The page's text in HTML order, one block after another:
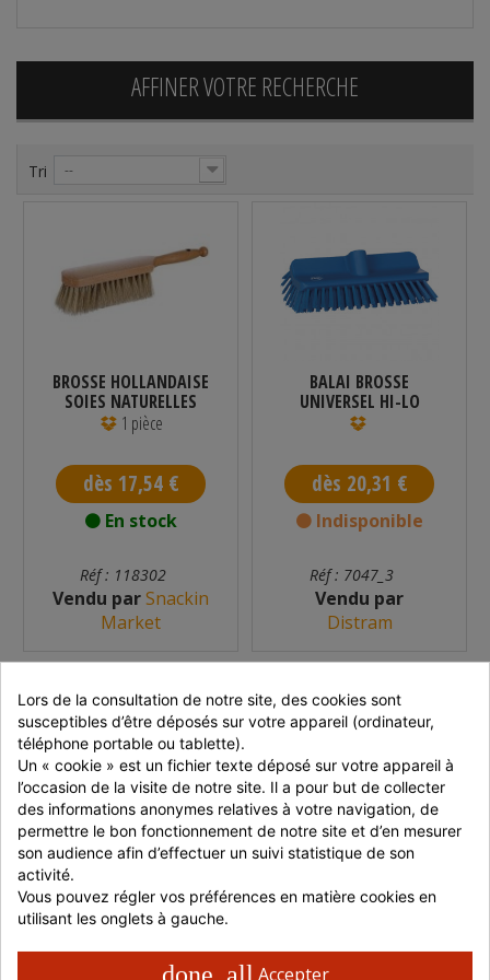
AFFINER VOTRE RECHERCHE
Tri --
BROSSE HOLLANDAISE
SOIES NATURELLES
MANCHE EN...
1 pièce
dès 17,54 €
En stock
Réf : 118302
Vendu parSnackin
Market
BALAI BROSSE
UNIVERSEL HI-LO
BLEU VIKAN 265 MM
dès 20,31 €
Indisponible
Réf : 7047_3
Vendu par
Distram
LIQUIDE VAISSELLE
POUR PLONGE
MANUELLE FAIRY...
dès 6,11 €
DÉCAPANT FOURS ET
FRITEUSES 5 L
dès 45,53 €
Lors de la consultation de notre site, des cookies sont
susceptibles d’être déposés sur votre appareil (ordinateur,
téléphone portable ou tablette).
Un « cookie » est un fichier texte déposé sur votre appareil à
l’occasion de la visite de notre site. Il a pour but de collecter
des informations anonymes relatives à votre navigation, de
permettre le bon fonctionnement de notre site et d’en mesurer
son audience afin d’effectuer un suivi statistique de son
activité.
Vous pouvez régler vos préférences en matière cookies en
utilisant les onglets à gauche.
Accepter